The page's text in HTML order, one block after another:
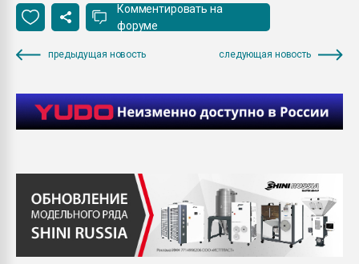
Комментировать на
форуме
предыдущая новость следующая новость